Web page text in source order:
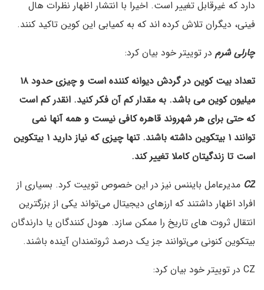
دارد که غیرقابل تغییر است. اخیرا با انتشار اظهار نظرات هال
فینی، دیگران تلاش کرده اند که به کمیابی این کوین تاکید کنند.
چارلی شرم در توییتر خود بیان کرد:
تعداد بیت کوین در گردش دیوانه کننده است و چیزی حدود ۱۸
میلیون کوین می باشد. به مقدار کم آن فکر کنید. انقدر کم است
که حتی برای هر شهروند قاهره کافی نیست و همه آنها نمی
توانند ۱ بیتکوین داشته باشند. تنها چیزی که نیاز دارید ۱ بیتکوین
است تا زندگیتان کاملا تغییر کند.
CZ مدیرعامل بایننس نیز در این خصوص توییت کرد. بسیاری از
افراد اظهار داشتند که ارزهای دیجیتال می‌تواند یکی از بزرگترین
انتقال ثروت های تاریخ را ممکن سازد. هودل کنندگان یا دارندگان
بیتکوین کنونی می‌توانند جز یک درصد ثروتمندان آینده باشند.
CZ در توییتر خود بیان کرد: